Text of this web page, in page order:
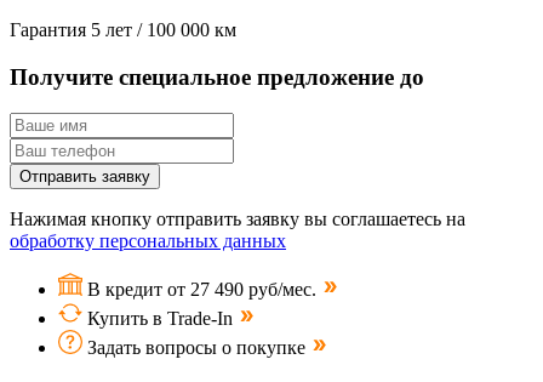
Гарантия 5 лет / 100 000 км
Получите специальное предложение до
Отправить заявку
Нажимая кнопку отправить заявку вы соглашаетесь на
обработку персональных данных
В кредит от 27 490 руб/мес.
Купить в Trade-In
Задать вопросы о покупке